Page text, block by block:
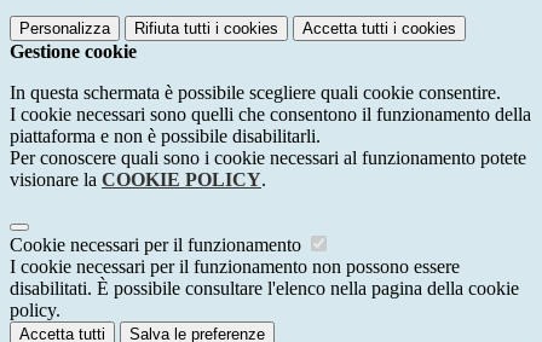
Personalizza Rifiuta tutti i cookies Accetta tutti i cookies
Gestione cookie
In questa schermata è possibile scegliere quali cookie consentire.
I cookie necessari sono quelli che consentono il funzionamento della
piattaforma e non è possibile disabilitarli.
Per conoscere quali sono i cookie necessari al funzionamento potete
visionare la COOKIE POLICY.
Cookie necessari per il funzionamento
I cookie necessari per il funzionamento non possono essere
disabilitati. È possibile consultare l'elenco nella pagina della cookie
policy.
Accetta tutti Salva le preferenze